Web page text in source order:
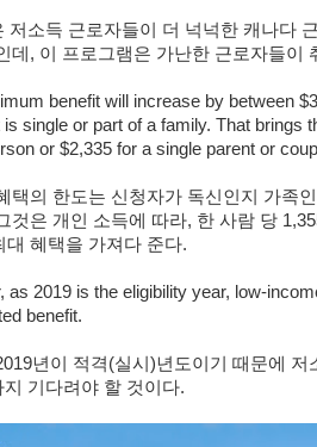
저소득 근로자들이 더 넉넉한 캐나다
데, 이 프로그램은 가난한 근로자들이
benefit will increase by between
is single or part of a family. That brings
or $2,335 for a single parent or
택의 한도는 신청자가 독신인지 가족
것은 개인 소득에 따라, 한 사람 당
대 혜택을 가져다 준다.
as 2019 is the eligibility year, low-
benefit.
년이 적격(실시)년도이기 때문에
지 기다려야 할 것이다.